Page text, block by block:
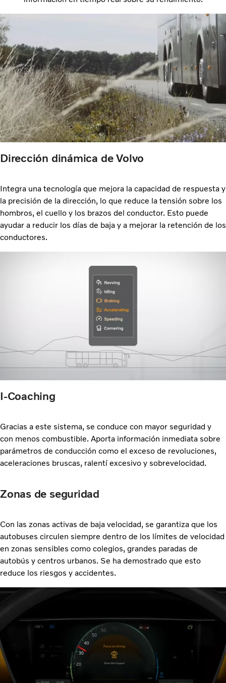
Dirección dinámica de Volvo
Integra una tecnología que mejora la capacidad de respuesta y
la precisión de la dirección, lo que reduce la tensión sobre los
hombros, el cuello y los brazos del conductor. Esto puede
ayudar a reducir los días de baja y a mejorar la retención de los
conductores.
I-Coaching
Gracias a este sistema, se conduce con mayor seguridad y
con menos combustible. Aporta información inmediata sobre
parámetros de conducción como el exceso de revoluciones,
aceleraciones bruscas, ralentí excesivo y sobrevelocidad.
Zonas de seguridad
Con las zonas activas de baja velocidad, se garantiza que los
autobuses circulen siempre dentro de los límites de velocidad
en zonas sensibles como colegios, grandes paradas de
autobús y centros urbanos. Se ha demostrado que esto
reduce los riesgos y accidentes.